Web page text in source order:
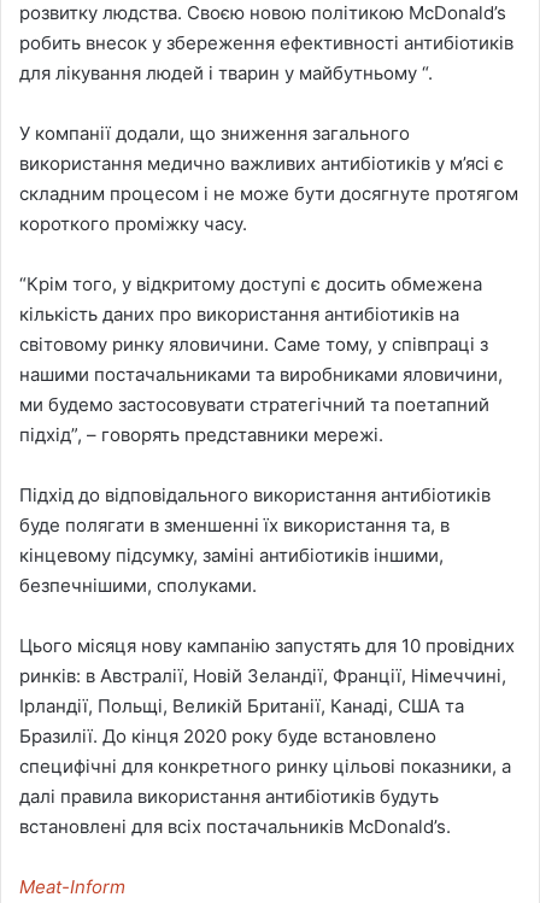
розвитку людства. Своєю новою політикою McDonald’s
робить внесок у збереження ефективності антибіотиків
для лікування людей і тварин у майбутньому “.
У компанії додали, що зниження загального
використання медично важливих антибіотиків у м’ясі є
складним процесом і не може бути досягнуте протягом
короткого проміжку часу.
“Крім того, у відкритому доступі є досить обмежена
кількість даних про використання антибіотиків на
світовому ринку яловичини. Саме тому, у співпраці з
нашими постачальниками та виробниками яловичини,
ми будемо застосовувати стратегічний та поетапний
підхід”, – говорять представники мережі.
Підхід до відповідального використання антибіотиків
буде полягати в зменшенні їх використання та, в
кінцевому підсумку, заміні антибіотиків іншими,
безпечнішими, сполуками.
Цього місяця нову кампанію запустять для 10 провідних
ринків: в Австралії, Новій Зеландії, Франції, Німеччині,
Ірландії, Польщі, Великій Британії, Канаді, США та
Бразилії. До кінця 2020 року буде встановлено
специфічні для конкретного ринку цільові показники, а
далі правила використання антибіотиків будуть
встановлені для всіх постачальників McDonald’s.
Meat-Inform